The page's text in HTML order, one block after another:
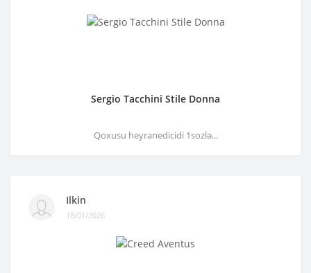
Sergio Tacchini Stile Donna
Qoxusu heyranedicidi 1sozlə...
Ilkin
18/01/2026